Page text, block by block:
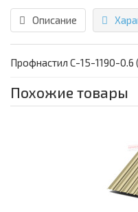
Описание
Профнастил С-15-1190-0.6
Похожие товары